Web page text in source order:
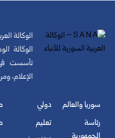
الوكالة
الوكالة
الإعلام،
سوريا والعالم
رئاسة
دولي
تعليم